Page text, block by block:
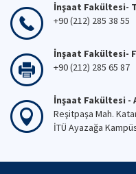
İnşaat Fakültesi-
+90 (212) 285 38 55
İnşaat Fakültesi-
+90 (212) 285 65 87
İnşaat Fakültesi -
Reşitpaşa Mah.
İTÜ Ayazağa